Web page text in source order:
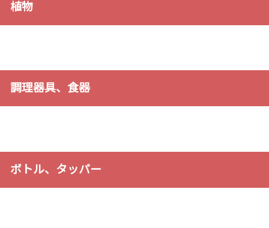
植物
調理器具、食器
ボトル、タッパー